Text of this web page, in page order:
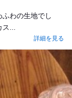
わの生地でし
...
詳細を見る